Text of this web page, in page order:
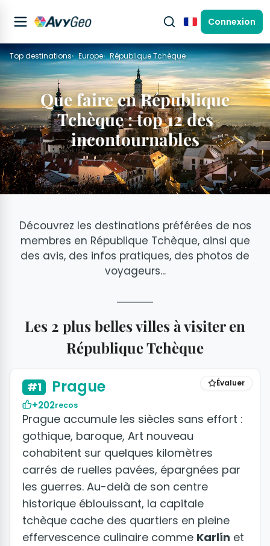
FrançaisConnexion
Top destinations Europe République Tchèque
Que faire en République
Tchèque : top 12 des
incontournables
Découvrez les destinations préférées de nos
membres en République Tchèque, ainsi que
des avis, des infos pratiques, des photos de
voyageurs...
Les 2 plus belles villes à visiter en
République Tchèque+50 photos
Évaluer
#1 Prague
+202recos
Prague accumule les siècles sans effort :
gothique, baroque, Art nouveau
cohabitent sur quelques kilomètres
carrés de ruelles pavées, épargnées par
les guerres. Au-delà de son centre
historique éblouissant, la capitale
tchèque cache des quartiers en pleine
effervescence culinaire comme Karlín et